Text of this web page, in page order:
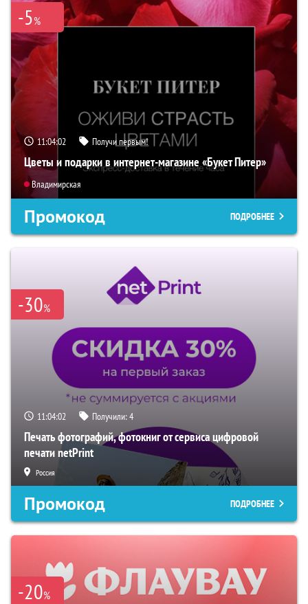
-5%
11:04:01 Получи первым!
Цветы и подарки в интернет-магазине «Букет Питер»
Владимирская
Промокод ПОДРОБНЕЕ
-30%
11:04:01 Получили:4
Печать фотографий, фотокниг от сервиса цифровой
печати netPrint
Россия
Промокод ПОДРОБНЕЕ
-20%